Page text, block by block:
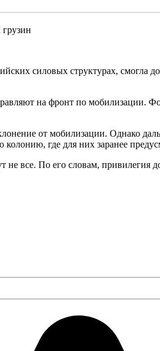
силовых структурах, смогла
на фронт по мобилизации.
от мобилизации. Однако
где для них заранее
не все. По его словам,